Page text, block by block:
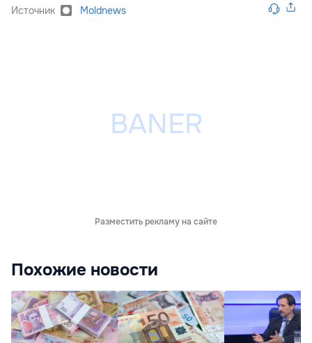
Источник Moldnews
Разместить рекламу на сайте
Похожие новости